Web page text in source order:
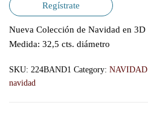
Regístrate
Nueva Colección de Navidad en 3D
Medida: 32,5 cts. diámetro
SKU: 224BAND1 Category: NAVIDAD
navidad